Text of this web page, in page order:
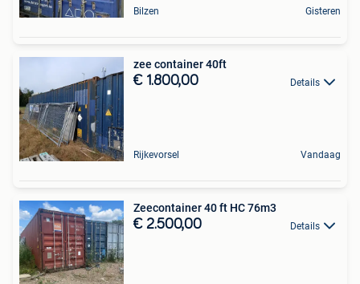
Bilzen Gisteren
zee container 40ft
€ 1.800,00 Details
Rijkevorsel Vandaag
Zeecontainer 40 ft HC 76m3
€ 2.500,00 Details